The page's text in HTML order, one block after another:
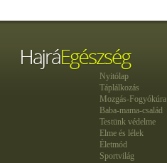
Nyitólap
Táplálkozás
Mozgás-Fogyókúra
Baba-mama-család
Testünk védelme
Elme és lélek
Életmód
Sportvilág